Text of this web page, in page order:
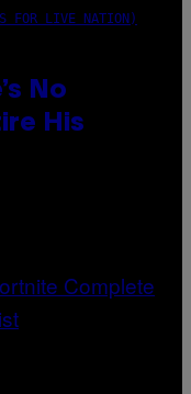
FOR LIVE NATION)
No
His